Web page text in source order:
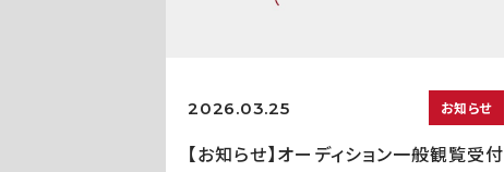
2026.03.25 お知らせ
【お知らせ】オーディション一般観覧受付